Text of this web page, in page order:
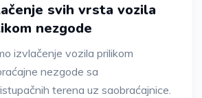
svih vrsta vozila
nezgode
izvlačenje vozila prilikom
nezgode sa
terena uz saobraćajnice.